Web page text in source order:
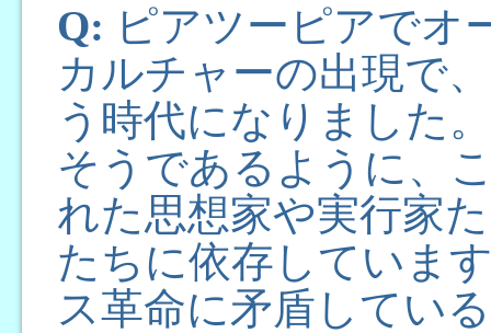
Q: ピアツーピアでオ
カルチャーの出現で
う時代になりました
そうであるように、
れた思想家や実行家
たちに依存していま
ス革命に矛盾してい